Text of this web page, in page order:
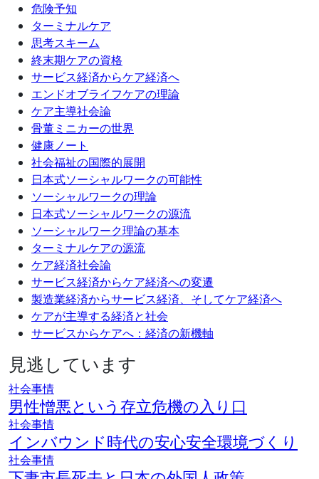
危険予知
ターミナルケア
思考スキーム
終末期ケアの資格
サービス経済からケア経済へ
エンドオブライフケアの理論
ケア主導社会論
骨董ミニカーの世界
健康ノート
社会福祉の国際的展開
日本式ソーシャルワークの可能性
ソーシャルワークの理論
日本式ソーシャルワークの源流
ソーシャルワーク理論の基本
ターミナルケアの源流
ケア経済社会論
サービス経済からケア経済への変遷
製造業経済からサービス経済、そしてケア経済へ
ケアが主導する経済と社会
サービスからケアへ：経済の新機軸
見逃しています
社会事情
男性憎悪という存立危機の入り口
社会事情
インバウンド時代の安心安全環境づくり
社会事情